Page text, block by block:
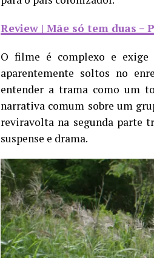
Review | Mãe só tem duas
O filme é complexo e exige
aparentemente soltos no
entender a trama como um
narrativa comum sobre um
reviravolta na segunda parte
suspense e drama.